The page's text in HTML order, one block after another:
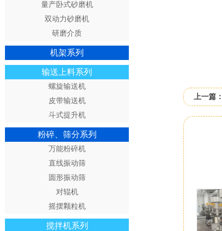
量产卧式砂磨机
双动力砂磨机
研磨介质
机架系列
输送上料系列
螺旋输送机
皮带输送机
斗式提升机
粉碎、筛分系列
万能粉碎机
直线振动筛
圆形振动筛
对辊机
摇摆颗粒机
搅拌机系列
上一篇